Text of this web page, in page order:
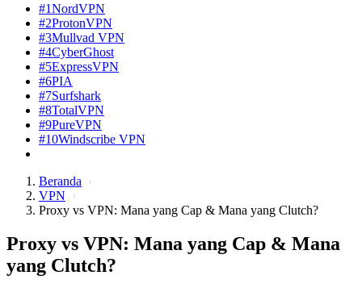
#1NordVPN
#2ProtonVPN
#3Mullvad VPN
#4CyberGhost
#5ExpressVPN
#6PIA
#7Surfshark
#8TotalVPN
#9PureVPN
#10Windscribe VPN
Beranda
VPN
Proxy vs VPN: Mana yang Cap & Mana yang Clutch?
Proxy vs VPN: Mana yang Cap & Mana
yang Clutch?